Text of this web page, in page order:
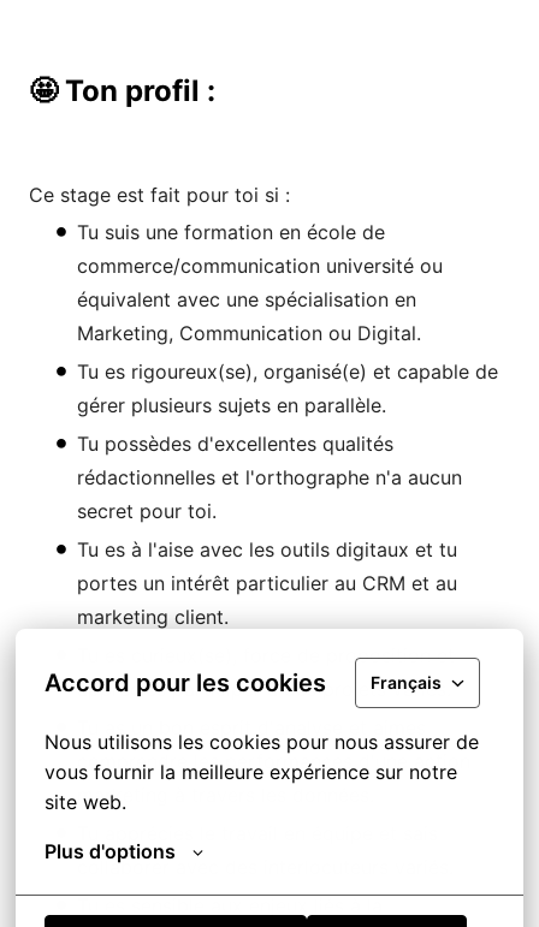
Accord pour les cookies Français
Nous utilisons les cookies pour nous assurer de
vous fournir la meilleure expérience sur notre
site web.
Plus d'options
🤩 Ton profil :
Ce stage est fait pour toi si :
Tu suis une formation en école de
commerce/communication université ou
équivalent avec une spécialisation en
Marketing, Communication ou Digital.
Tu es rigoureux(se), organisé(e) et capable de
gérer plusieurs sujets en parallèle.
Tu possèdes d'excellentes qualités
rédactionnelles et l'orthographe n'a aucun
secret pour toi.
Tu es à l'aise avec les outils digitaux et tu
portes un intérêt particulier au CRM et au
marketing client.
Tu es curieux(se), force de proposition et
apprécies participer à des projets variés.
comprendre les performances d'une action
marketing à travers les données.
collaborer avec des interlocuteurs variés.